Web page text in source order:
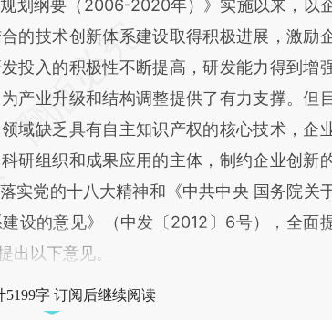
纲要（2006-2020年）》实施以来，以
的技术创新体系建设取得积极进展，激励
投入的积极性不断提高，研发能力得到增
产业升级和结构调整提供了有力支撑。但
域缺乏具有自主知识产权的核心技术，企
研组织和成果应用的主体，制约企业创新
实党的十八大精神和《中共中央 国务院关
设的意见》（中发〔2012〕6号），全面
出以下意见。
5199字 订阅后继续阅读